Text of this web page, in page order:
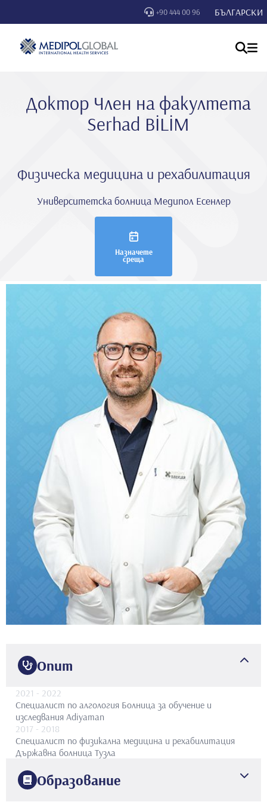
+90 444 00 96 БЪЛГАРСКИ
Доктор Член на факултета
Serhad BİLİM
Физическа медицина и рехабилитация
Университетска болница Медипол Есенлер
Назначете
среща
Опит
2021 - 2022
Специалист по алгология Болница за обучение и
изследвания Adiyaman
2017 - 2018
Специалист по физикална медицина и рехабилитация
Държавна болница Тузла
Образование